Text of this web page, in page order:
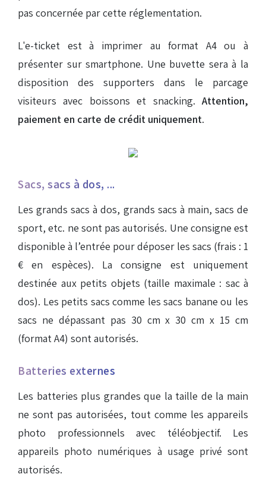
pas concernée par cette réglementation.
L'e-ticket est à imprimer au format A4 ou à
présenter sur smartphone. Une buvette sera à la
disposition des supporters dans le parcage
visiteurs avec boissons et snacking. Attention,
paiement en carte de crédit uniquement.
Sacs, sacs à dos, ...
Les grands sacs à dos, grands sacs à main, sacs de
sport, etc. ne sont pas autorisés. Une consigne est
disponible à l’entrée pour déposer les sacs (frais : 1
€ en espèces). La consigne est uniquement
destinée aux petits objets (taille maximale : sac à
dos). Les petits sacs comme les sacs banane ou les
sacs ne dépassant pas 30 cm x 30 cm x 15 cm
(format A4) sont autorisés.
Batteries externes
Les batteries plus grandes que la taille de la main
ne sont pas autorisées, tout comme les appareils
photo professionnels avec téléobjectif. Les
appareils photo numériques à usage privé sont
autorisés.